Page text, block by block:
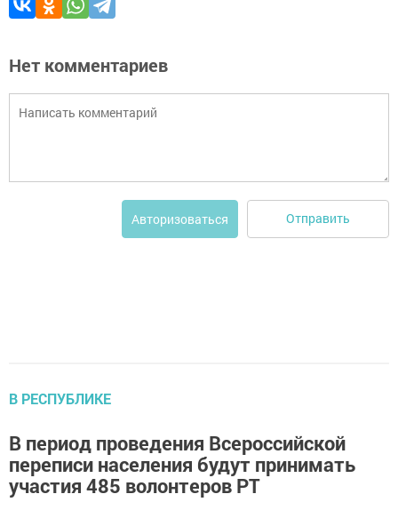
Нет комментариев
Авторизоваться Отправить
В РЕСПУБЛИКЕ
В период проведения Всероссийской
переписи населения будут принимать
участия 485 волонтеров РТ